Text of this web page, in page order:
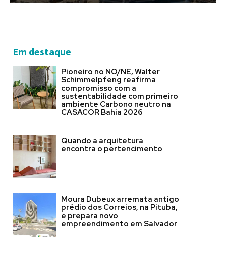
Em destaque
Pioneiro no NO/NE, Walter
Schimmelpfeng reafirma
compromisso com a
sustentabilidade com primeiro
ambiente Carbono neutro na
CASACOR Bahia 2026
Quando a arquitetura
encontra o pertencimento
Moura Dubeux arremata antigo
prédio dos Correios, na Pituba,
e prepara novo
empreendimento em Salvador